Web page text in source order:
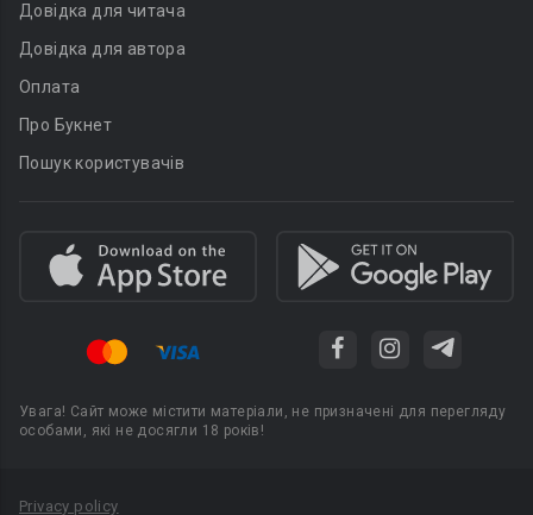
Довідка для читача
Довідка для автора
Оплата
Про Букнет
Пошук користувачів
Увага! Сайт може містити матеріали, не призначені для перегляду
особами, які не досягли 18 років!
Privacy policy